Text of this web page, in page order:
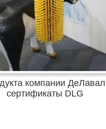
компании
сертификаты DLG